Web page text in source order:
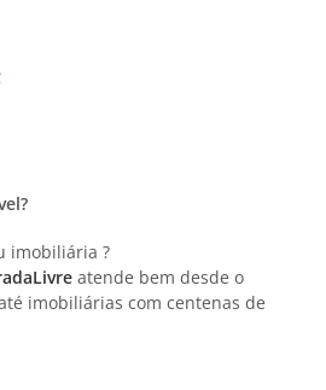
imobiliária ?
atende bem desde o
imobiliárias com centenas de